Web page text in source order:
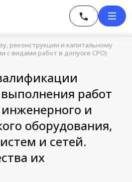
реконструкции и капитальному
с видами работ в допуске СРО)
работ
инженерного и
оборудования,
и сетей.
их